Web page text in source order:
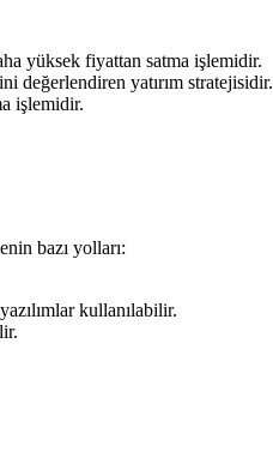
yüksek fiyattan satma işlemidir.
değerlendiren yatırım stratejisidir.
işlemidir.
bazı yolları:
kullanılabilir.